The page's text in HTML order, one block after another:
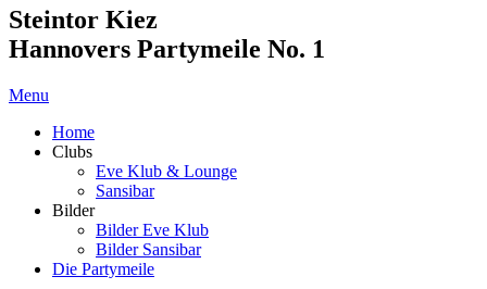
Steintor Kiez
Hannovers Partymeile No. 1
Menu
Home
Clubs
Eve Klub & Lounge
Sansibar
Bilder
Bilder Eve Klub
Bilder Sansibar
Die Partymeile